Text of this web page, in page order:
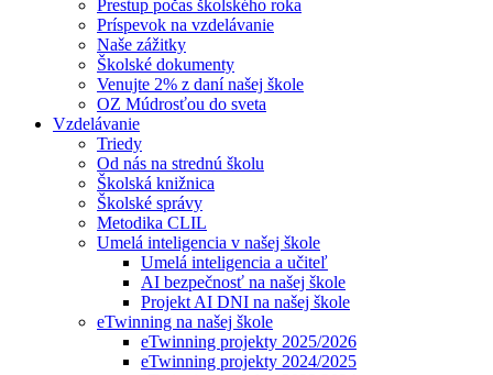
Prestup počas školského roka
Príspevok na vzdelávanie
Naše zážitky
Školské dokumenty
Venujte 2% z daní našej škole
OZ Múdrosťou do sveta
Vzdelávanie
Triedy
Od nás na strednú školu
Školská knižnica
Školské správy
Metodika CLIL
Umelá inteligencia v našej škole
Umelá inteligencia a učiteľ
AI bezpečnosť na našej škole
Projekt AI DNI na našej škole
eTwinning na našej škole
eTwinning projekty 2025/2026
eTwinning projekty 2024/2025